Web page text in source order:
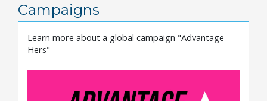
Campaigns
Learn more about a global campaign "Advantage
Hers"